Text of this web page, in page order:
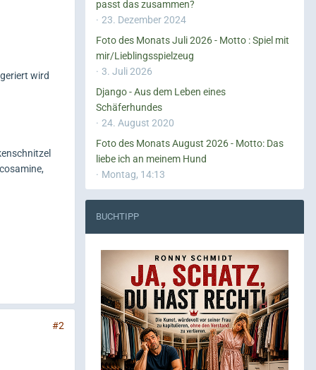
wird
#2
passt das zusammen?
23. Dezember 2024
Foto des Monats Juli 2026 - Motto : Spiel mit
mir/Lieblingsspielzeug
3. Juli 2026
Django - Aus dem Leben eines
Schäferhundes
24. August 2020
Foto des Monats August 2026 - Motto: Das
liebe ich an meinem Hund
Montag, 14:13
BUCHTIPP